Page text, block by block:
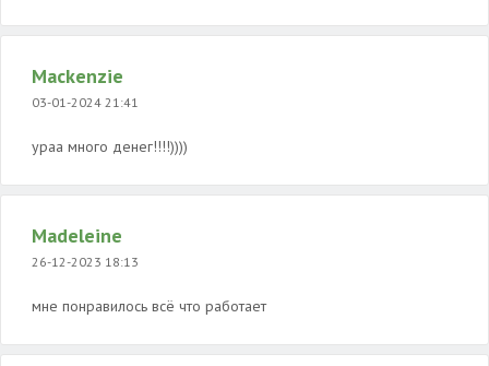
Mackenzie
03-01-2024 21:41
ураа много денег!!!!))))
Madeleine
26-12-2023 18:13
мне понравилось всё что работает